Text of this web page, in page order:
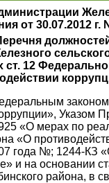
от 30.07.2012 г.
12
Указом
«О мерах по
«О
года №; 1244-КЗ
и на основании
района, в